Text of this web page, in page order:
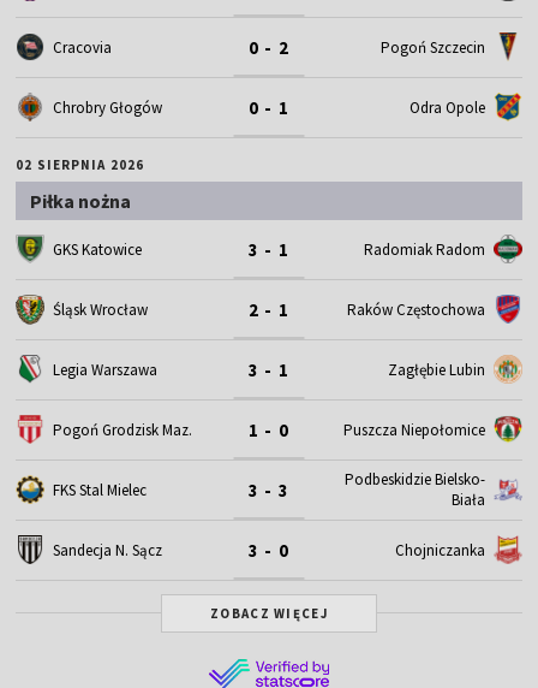
Cracovia 0 - 2 Pogoń Szczecin
Chrobry Głogów 0 - 1 Odra Opole
02 SIERPNIA 2026
Piłka nożna
GKS Katowice 3 - 1 Radomiak Radom
Śląsk Wrocław 2 - 1 Raków Częstochowa
Legia Warszawa 3 - 1 Zagłębie Lubin
Pogoń Grodzisk Maz. 1 - 0 Puszcza Niepołomice
FKS Stal Mielec 3 - 3
Podbeskidzie Bielsko-
Biała
Sandecja N. Sącz 3 - 0 Chojniczanka
ZOBACZ WIĘCEJ